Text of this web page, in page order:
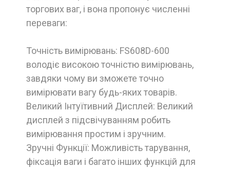
торгових ваг, і вона пропонує численні
переваги:
Точність вимірювань: FS608D-600
володіє високою точністю вимірювань,
завдяки чому ви зможете точно
вимірювати вагу будь-яких товарів.
Великий Інтуїтивний Дисплей: Великий
дисплей з підсвічуванням робить
вимірювання простим і зручним.
Зручні Функції: Можливість тарування,
фіксація ваги і багато інших функцій для